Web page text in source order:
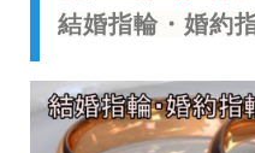
結婚指輪・婚約